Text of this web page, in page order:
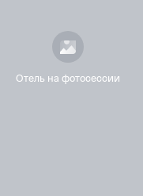
Отель на фотосессии